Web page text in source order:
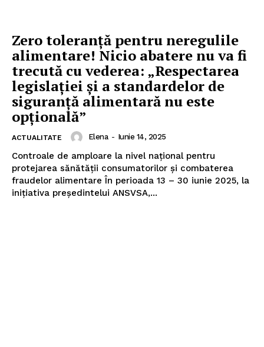
Zero toleranță pentru neregulile
alimentare! Nicio abatere nu va fi
trecută cu vederea: „Respectarea
legislației și a standardelor de
siguranță alimentară nu este
opțională”
ACTUALITATE Elena - Iunie 14, 2025
Controale de amploare la nivel național pentru
protejarea sănătății consumatorilor și combaterea
fraudelor alimentare În perioada 13 – 30 iunie 2025, la
inițiativa președintelui ANSVSA,...